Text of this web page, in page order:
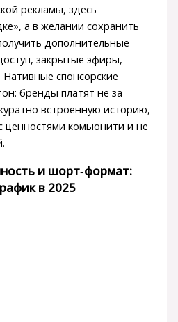
рекламы, здесь
а в желании сохранить
дополнительные
закрытые эфиры,
спонсорские
бренды платят не за
встроенную историю,
ценностями комьюнити и не
и шорт‑формат:
в 2025